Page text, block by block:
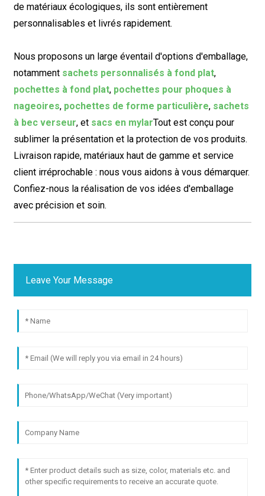
de matériaux écologiques, ils sont entièrement
personnalisables et livrés rapidement.
Nous proposons un large éventail d'options d'emballage,
notamment sachets personnalisés à fond plat,
pochettes à fond plat, pochettes pour phoques à
nageoires, pochettes de forme particulière, sachets
à bec verseur, et sacs en mylarTout est conçu pour
sublimer la présentation et la protection de vos produits.
Livraison rapide, matériaux haut de gamme et service
client irréprochable : nous vous aidons à vous démarquer.
Confiez-nous la réalisation de vos idées d'emballage
avec précision et soin.
Leave Your Message